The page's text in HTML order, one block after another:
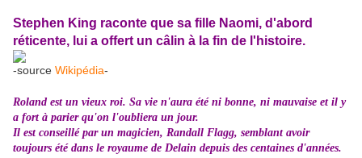
Stephen King raconte que sa fille Naomi, d'abord
réticente, lui a offert un câlin à la fin de l'histoire.
-source Wikipédia-
Roland est un vieux roi. Sa vie n'aura été ni bonne, ni mauvaise et il y
a fort à parier qu'on l'oubliera un jour.
Il est conseillé par un magicien, Randall Flagg, semblant avoir
toujours été dans le royaume de Delain depuis des centaines d'années.